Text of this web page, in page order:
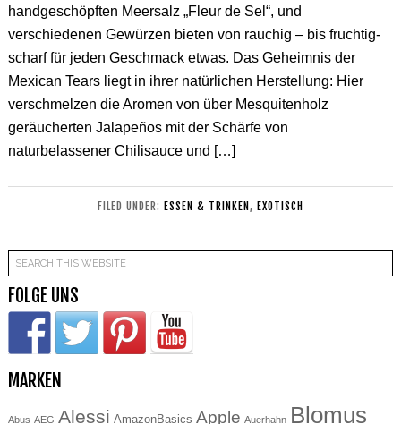
handgeschöpften Meersalz „Fleur de Sel“, und
verschiedenen Gewürzen bieten von rauchig – bis fruchtig-
scharf für jeden Geschmack etwas. Das Geheimnis der
Mexican Tears liegt in ihrer natürlichen Herstellung: Hier
verschmelzen die Aromen von über Mesquitenholz
geräucherten Jalapeños mit der Schärfe von
naturbelassener Chilisauce und […]
FILED UNDER: ESSEN & TRINKEN , EXOTISCH
FOLGE UNS
MARKEN
Abus AEG Alessi AmazonBasics Apple Auerhahn Blomus